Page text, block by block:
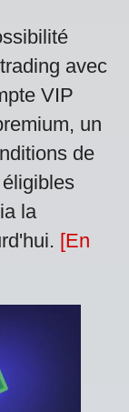
avec
VIP
un
de
la
[En